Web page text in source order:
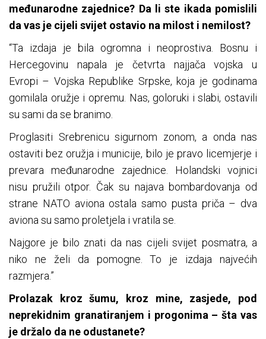
međunarodne zajednice? Da li ste ikada pomislili
da vas je cijeli svijet ostavio na milost i nemilost?
“Ta izdaja je bila ogromna i neoprostiva. Bosnu i
Hercegovinu napala je četvrta najjača vojska u
Evropi – Vojska Republike Srpske, koja je godinama
gomilala oružje i opremu. Nas, goloruki i slabi, ostavili
su sami da se branimo.
Proglasiti Srebrenicu sigurnom zonom, a onda nas
ostaviti bez oružja i municije, bilo je pravo licemjerje i
prevara međunarodne zajednice. Holandski vojnici
nisu pružili otpor. Čak su najava bombardovanja od
strane NATO aviona ostala samo pusta priča – dva
aviona su samo proletjela i vratila se.
Najgore je bilo znati da nas cijeli svijet posmatra, a
niko ne želi da pomogne. To je izdaja najvećih
razmjera.”
Prolazak kroz šumu, kroz mine, zasjede, pod
neprekidnim granatiranjem i progonima – šta vas
je držalo da ne odustanete?